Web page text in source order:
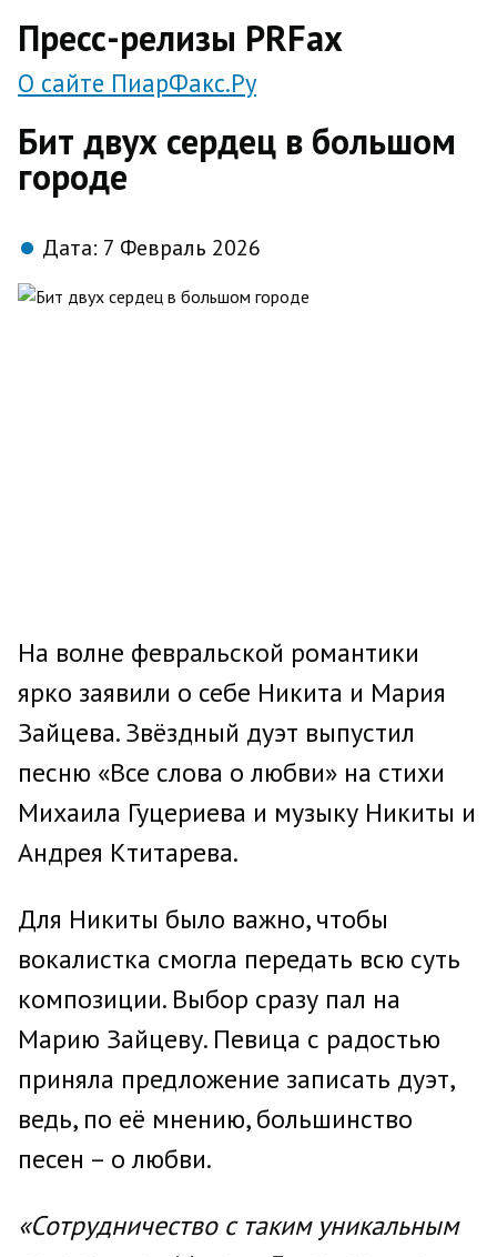
Пресс-релизы PRFax
О сайте ПиарФакс.Ру
Бит двух сердец в большом
городе
Дата: 7 Февраль 2026
На волне февральской романтики
ярко заявили о себе Никита и Мария
Зайцева. Звёздный дуэт выпустил
песню «Все слова о любви» на стихи
Михаила Гуцериева и музыку Никиты и
Андрея Ктитарева.
Для Никиты было важно, чтобы
вокалистка смогла передать всю суть
композиции. Выбор сразу пал на
Марию Зайцеву. Певица с радостью
приняла предложение записать дуэт,
ведь, по её мнению, большинство
песен – о любви.
«Сотрудничество с таким уникальным